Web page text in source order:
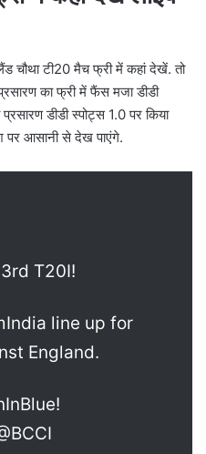
चौथा टी20 मैच फ्री में कहां देखें. तो
का फ्री में फैंस मजा डीडी
डीडी स्पोट्स 1.0 पर किया
पर आसानी से देख पाएंगे.
T20I!
line up for
England.